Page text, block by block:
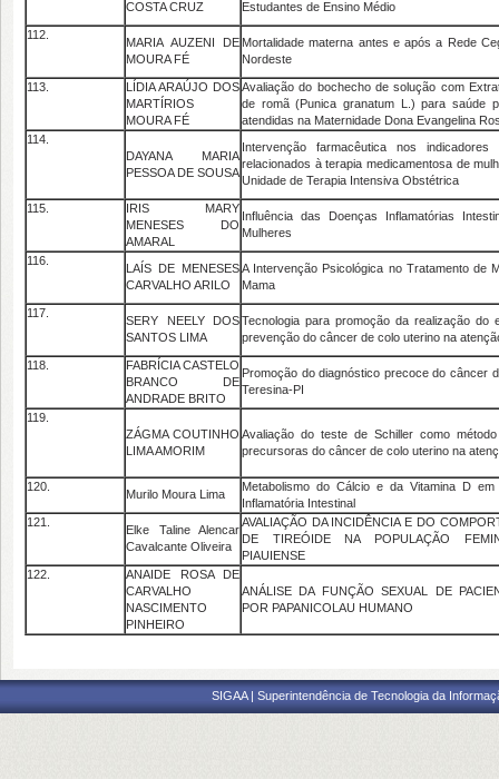
COSTA CRUZ
Estudantes de Ensino Médio
112.
MARIA AUZENI DE
MOURA FÉ
Mortalidade materna antes e após a Rede
Nordeste
113.
LÍDIA ARAÚJO DOS
MARTÍRIOS
MOURA FÉ
Avaliação do bochecho de solução com
de romã (Punica granatum L.) para saúde
atendidas na Maternidade Dona Evangelina
114.
DAYANA MARIA
PESSOA DE SOUSA
Intervenção farmacêutica nos
relacionados à terapia medicamentosa de
Unidade de Terapia Intensiva Obstétrica
115.
IRIS MARY
MENESES DO
AMARAL
Influência das Doenças Inflamatórias
Mulheres
116.
LAÍS DE MENESES
CARVALHO ARILO
A Intervenção Psicológica no Tratamento de
Mama
117.
SERY NEELY DOS
SANTOS LIMA
Tecnologia para promoção da realização do
prevenção do câncer de colo uterino na
118.
FABRÍCIA CASTELO
BRANCO DE
ANDRADE BRITO
Promoção do diagnóstico precoce do câncer
Teresina-PI
119.
ZÁGMA COUTINHO
LIMA AMORIM
Avaliação do teste de Schiller como
precursoras do câncer de colo uterino na
120.
Murilo Moura Lima
Metabolismo do Cálcio e da Vitamina D
Inflamatória Intestinal
121.
Elke Taline Alencar
Cavalcante Oliveira
AVALIAÇÃO DA INCIDÊNCIA E DO
DE TIREÓIDE NA POPULAÇÃO
PIAUIENSE
122.
ANAIDE ROSA DE
CARVALHO
NASCIMENTO
PINHEIRO
ANÁLISE DA FUNÇÃO SEXUAL DE
POR PAPANICOLAU HUMANO
SIGAA | Superintendência de Tecnologia da